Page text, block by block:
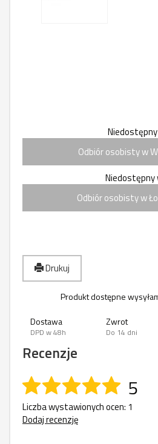
Odbiór osobisty w
Niedostępny
Odbiór osobisty w
Drukuj
Produkt dostępne
Dostawa
DPD w 48h
Zwrot
Do 14 dni
Recenzje
5
Liczba wystawionych ocen: 1
Dodaj recenzję